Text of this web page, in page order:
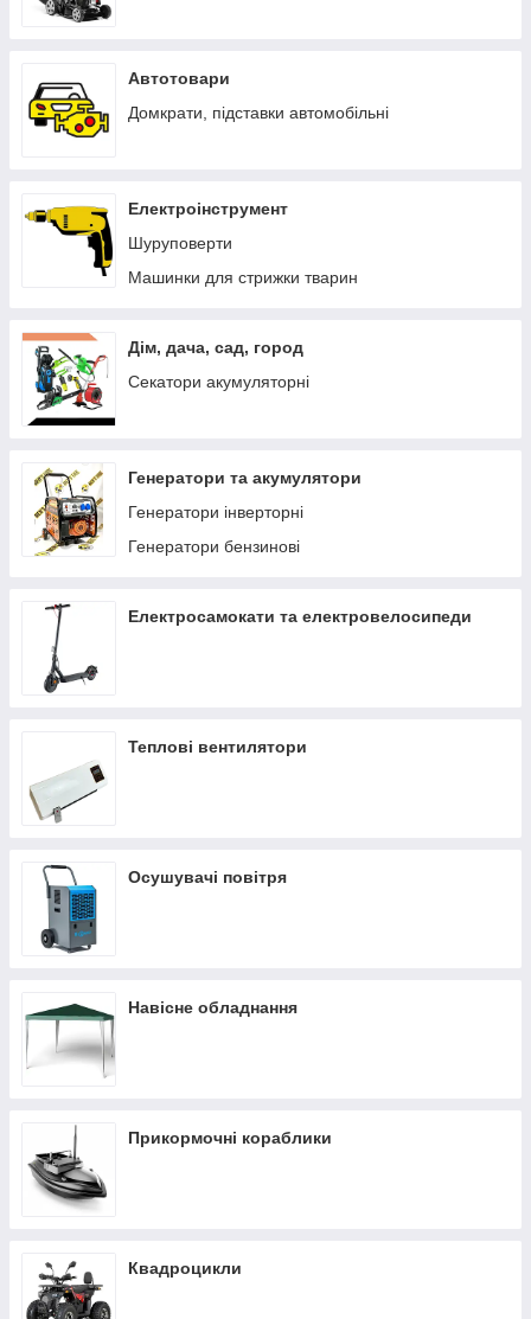
Автотовари
Домкрати, підставки автомобільні
Електроінструмент
Шуруповерти
Машинки для стрижки тварин
Дім, дача, сад, город
Секатори акумуляторні
Генератори та акумулятори
Генератори інверторні
Генератори бензинові
Електросамокати та електровелосипеди
Теплові вентилятори
Осушувачі повітря
Навісне обладнання
Прикормочні кораблики
Квадроцикли